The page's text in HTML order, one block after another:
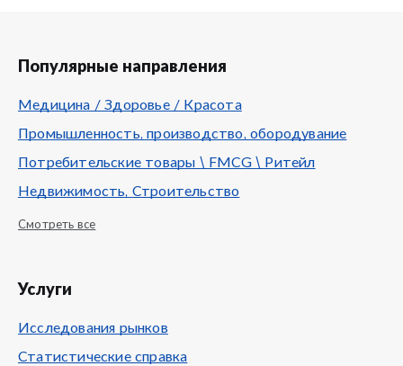
Популярные направления
Медицина / Здоровье / Красота
Промышленность, производство, обородувание
Потребительские товары \ FMCG \ Ритейл
Недвижимость, Строительство
Смотреть все
Услуги
Исследования рынков
Статистические справка